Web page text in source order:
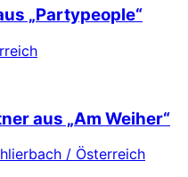
„Partypeople“
aus „Am Weiher“
/ Österreich